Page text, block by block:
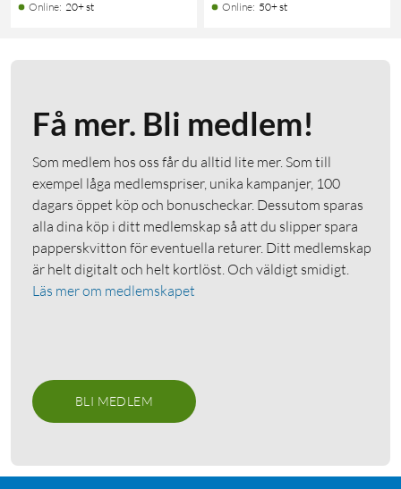
Online: 20+ st Online: 50+ st
Få mer. Bli medlem!
Som medlem hos oss får du alltid lite mer. Som till
exempel låga medlemspriser, unika kampanjer, 100
dagars öppet köp och bonuscheckar. Dessutom sparas
alla dina köp i ditt medlemskap så att du slipper spara
papperskvitton för eventuella returer. Ditt medlemskap
är helt digitalt och helt kortlöst. Och väldigt smidigt.
Läs mer om medlemskapet
BLI MEDLEM